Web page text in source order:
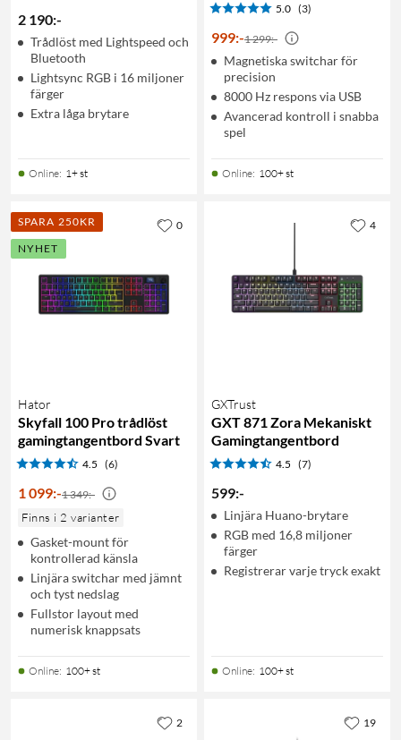
2 190:-
Trådlöst med Lightspeed och
Bluetooth
Lightsync RGB i 16 miljoner
färger
Extra låga brytare
Online: 1+ st
5.0 (3)
999:-1 299:-
Magnetiska switchar för
precision
8000 Hz respons via USB
Avancerad kontroll i snabba
spel
Online: 100+ st
SPARA 250KR
NYHET
Hator
Skyfall 100 Pro trådlöst
gamingtangentbord Svart
4.5 (6)
1 099:-1 349:-
Finns i 2 varianter
Gasket-mount för
kontrollerad känsla
Linjära switchar med jämnt
och tyst nedslag
Fullstor layout med
numerisk knappsats
Online: 100+ st
0
GXTrust
GXT 871 Zora Mekaniskt
Gamingtangentbord
4.5 (7)
599:-
Linjära Huano-brytare
RGB med 16,8 miljoner
färger
Registrerar varje tryck exakt
Online: 100+ st
4
2 19